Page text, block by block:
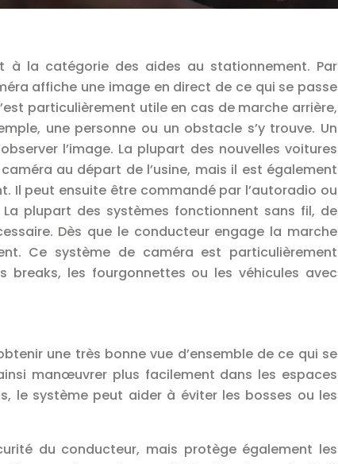
à la catégorie des aides au stationnement. Par
affiche une image en direct de ce qui se passe
particulièrement utile en cas de marche arrière,
une personne ou un obstacle s’y trouve. Un
l’image. La plupart des nouvelles voitures
au départ de l’usine, mais il est également
Il peut ensuite être commandé par l’autoradio ou
plupart des systèmes fonctionnent sans fil, de
Dès que le conducteur engage la marche
Ce système de caméra est particulièrement
breaks, les fourgonnettes ou les véhicules avec
une très bonne vue d’ensemble de ce qui se
manœuvrer plus facilement dans les espaces
le système peut aider à éviter les bosses ou les
du conducteur, mais protège également les